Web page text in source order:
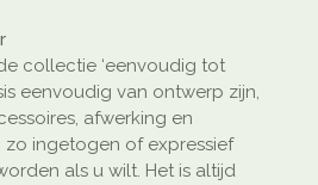
collectie ‘eenvoudig tot
eenvoudig van ontwerp zijn,
afwerking en
ingetogen of expressief
als u wilt. Het is altijd